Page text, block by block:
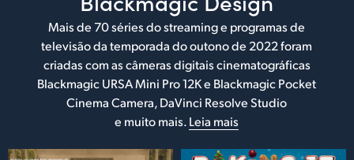
Mais de 70 séries do streaming e programas de
televisão da temporada do outono de 2022 foram
criadas com as câmeras digitais cinematográficas
Blackmagic URSA Mini Pro 12K e Blackmagic Pocket
Cinema Camera, DaVinci Resolve Studio
e muito mais.Leia mais